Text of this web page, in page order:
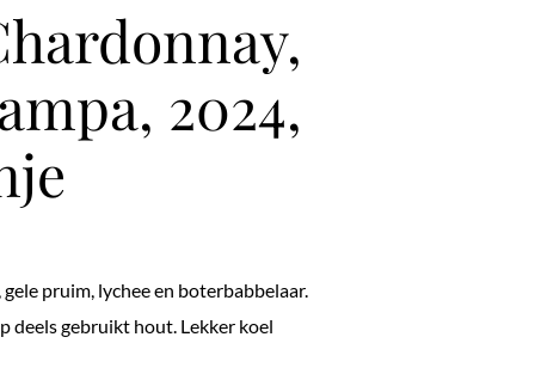
2024,
pruim, lychee en boterbabbelaar.
deels gebruikt hout. Lekker koel